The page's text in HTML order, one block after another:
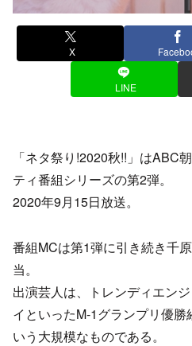
X
LINE
「ネタ祭り!2020秋!!」はABC
ティ番組シリーズの第2弾。
2020年9月15日放送。
番組MCは第1弾に引き続き千
当。
出演芸人は、トレンディエン
イといったM-1グランプリ優
いう大規模なものである。